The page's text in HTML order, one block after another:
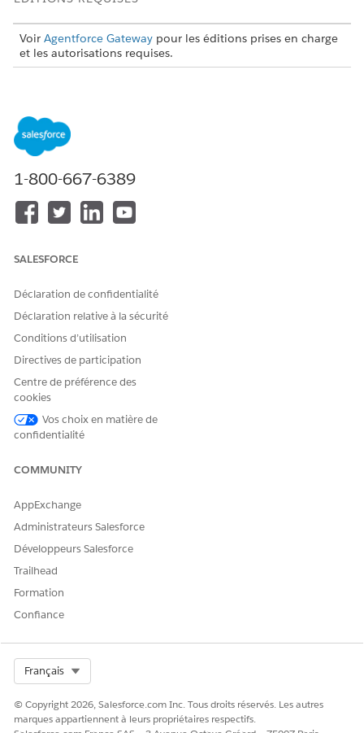
Voir Agentforce Gateway pour les éditions prises en charge
et les autorisations requises.
Dans la page Stratégies de passerelle Agentforce,
sélectionnez l'onglet
Sélectionnez la stratégie à modifier, puis cliquez sur
dans Policy Builder
Modifiez la définition et les paramètres de la politique,
puis cliquez surEnregistrer la politique
Dites-nous ce que nous pouvons améliorer !
Oui
1-800-667-6389
SALESFORCE
Déclaration de confidentialité
Déclaration relative à la sécurité
Conditions d’utilisation
Directives de participation
Centre de préférence des
cookies
Vos choix en matière de
confidentialité
COMMUNITY
AppExchange
Administrateurs Salesforce
Développeurs Salesforce
Trailhead
Formation
Confiance
Français
© Copyright 2026, Salesforce.com Inc. Tous droits réservés. Les autres
marques appartiennent à leurs propriétaires respectifs.